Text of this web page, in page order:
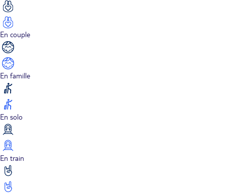
En couple
En famille
En solo
En train